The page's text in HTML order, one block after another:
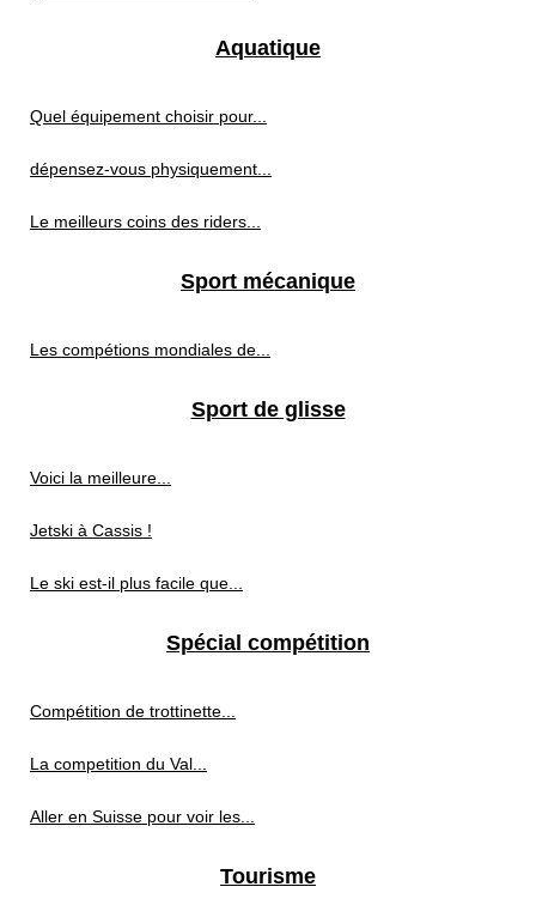
Aquatique
Quel équipement choisir pour...
dépensez-vous physiquement...
Le meilleurs coins des riders...
Sport mécanique
Les compétions mondiales de...
Sport de glisse
Voici la meilleure...
Jetski à Cassis !
Le ski est-il plus facile que...
Spécial compétition
Compétition de trottinette...
La competition du Val...
Aller en Suisse pour voir les...
Tourisme